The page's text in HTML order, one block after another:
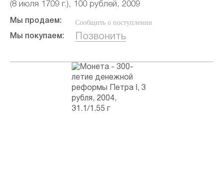
(8 июля 1709 г.), 100 рублей, 2009
Мы продаем: Сообщить о поступлении
Мы покупаем: Позвонить